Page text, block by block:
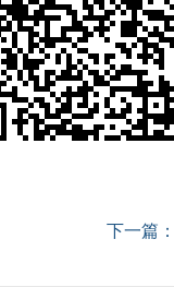
下一篇：